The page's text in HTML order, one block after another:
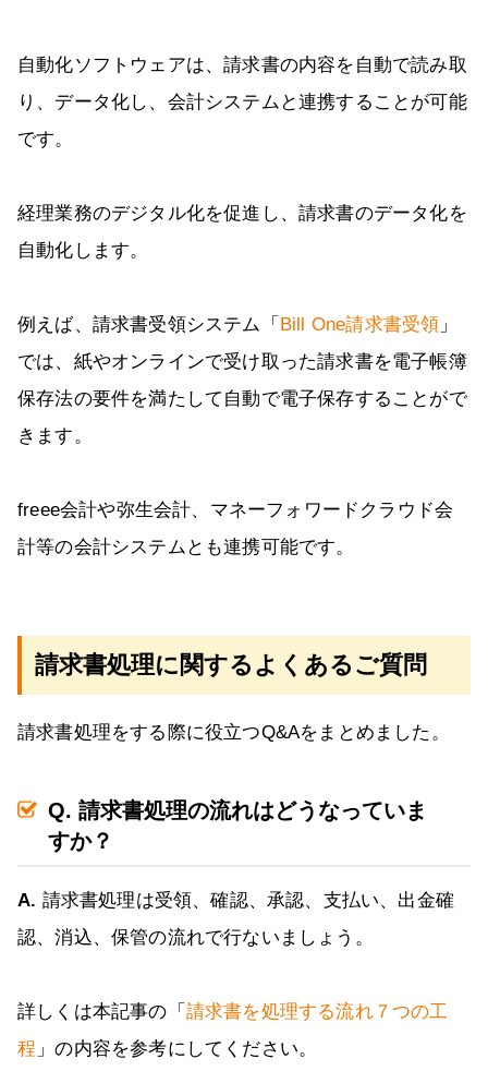
自動化ソフトウェアは、請求書の内容を自動で読み取
り、データ化し、会計システムと連携することが可能
です。
経理業務のデジタル化を促進し、請求書のデータ化を
自動化します。
例えば、請求書受領システム「 Bill One請求書受領 」
では、紙やオンラインで受け取った請求書を電子帳簿
保存法の要件を満たして自動で電子保存することがで
きます。
freee会計や弥生会計、マネーフォワードクラウド会
計等の会計システムとも連携可能です。
請求書処理に関するよくあるご質問
請求書処理をする際に役立つQ&Aをまとめました。
Q. 請求書処理の流れはどうなっていま
すか？
A. 請求書処理は受領、確認、承認、支払い、出金確
認、消込、保管の流れで行ないましょう。
詳しくは本記事の「 請求書を処理する流れ７つの工
程 」の内容を参考にしてください。